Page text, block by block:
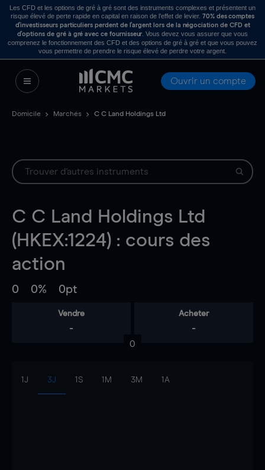
Les CFD et les options de gré à gré sont des instruments complexes et présentent un
risque élevé de perte rapide en capital en raison de l’effet de levier. 70% des comptes
d’investisseurs particuliers perdent de l’argent lors de la négociation de CFD et
d’options de gré à gré avec ce fournisseur . Vous devez vous assurer que vous
comprenez le fonctionnement des CFD et des options de gré à gré et que vous pouvez
vous permettre de prendre le risque élevé de perdre votre argent.
Ouvrir un compte
Domicile Marchés C C Land Holdings Ltd
C C Land Holdings Ltd
(HKEX:1224) : cours des
action
0 0% 0pt
Vendre
-
Acheter
-
0
1J 3J 1S 1M 3M 1A